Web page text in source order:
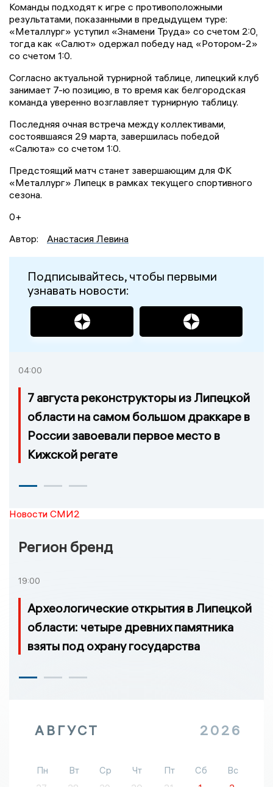
Команды подходят к игре с противоположными
результатами, показанными в предыдущем туре:
«Металлург» уступил «Знамени Труда» со счетом 2:0,
тогда как «Салют» одержал победу над «Ротором-2»
со счетом 1:0.
Согласно актуальной турнирной таблице, липецкий клуб
занимает 7-ю позицию, в то время как белгородская
команда уверенно возглавляет турнирную таблицу.
Последняя очная встреча между коллективами,
состоявшаяся 29 марта, завершилась победой
«Салюта» со счетом 1:0.
Предстоящий матч станет завершающим для ФК
«Металлург» Липецк в рамках текущего спортивного
сезона.
0+
Автор:
Анастасия Левина
Подписывайтесь, чтобы первыми
узнавать новости:
04:00
7 августа реконструкторы из Липецкой
области на самом большом драккаре в
России завоевали первое место в
Кижской регате
Новости СМИ2
Регион бренд
19:00
Археологические открытия в Липецкой
области: четыре древних памятника
взяты под охрану государства
АВГУСТ 2026
Пн Вт Ср Чт Пт Сб
Вс